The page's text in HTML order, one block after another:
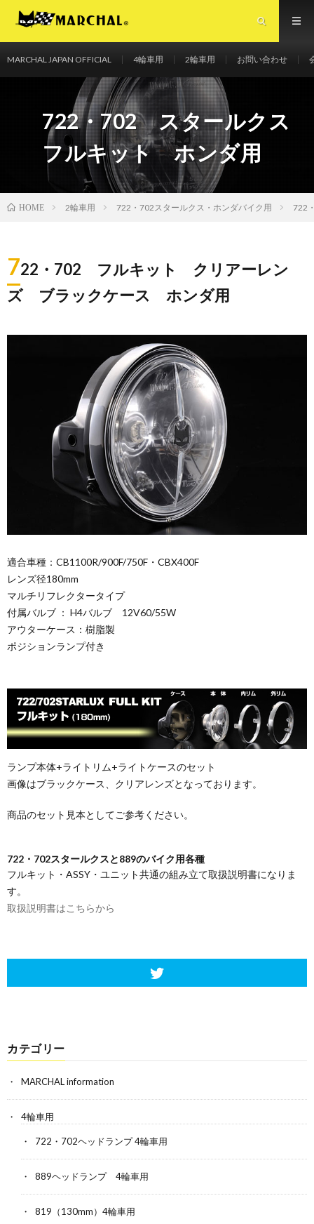
マーシャルジャパンオフィシャルサイト
MARCHAL JAPAN OFFICIAL 4輪車用 2輪車用 お問い合わせ
722・702 スタールクス
フルキット ホンダ用
HOME 2輪車用 722・702スタールクス・ホンダバイク用 722
722・702 フルキット クリアーレン
ズ ブラックケース ホンダ用
適合車種：CB1100R/900F/750F・CBX400F
レンズ径180mm
マルチリフレクタータイプ
付属バルブ ： H4バルブ 12V60/55W
アウターケース：樹脂製
ポジションランプ付き
ランプ本体+ライトリム+ライトケースのセット
画像はブラックケース、クリアレンズとなっております。
商品のセット見本としてご参考ください。
722・702スタールクスと889のバイク用各種
フルキット・ASSY・ユニット共通の組み立て取扱説明書になりま
す。
取扱説明書はこちらから
カテゴリー
MARCHAL information
4輪車用
722・702ヘッドランプ 4輪車用
889ヘッドランプ 4輪車用
819（130mm）4輪車用